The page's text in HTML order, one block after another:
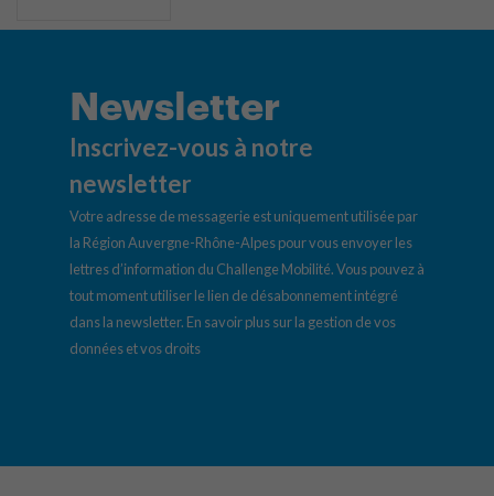
Newsletter
Inscrivez-vous à notre
newsletter
Votre adresse de messagerie est uniquement utilisée par
la Région Auvergne-Rhône-Alpes pour vous envoyer les
lettres d’information du Challenge Mobilité. Vous pouvez à
tout moment utiliser le lien de désabonnement intégré
dans la newsletter. En savoir plus sur la gestion de vos
données et vos droits